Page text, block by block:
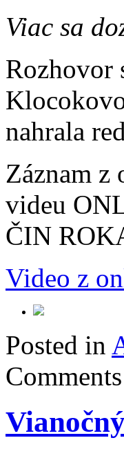
Viac sa
Rozhovor
nahrala
Záznam z
videu
ČIN
Video z
Posted in